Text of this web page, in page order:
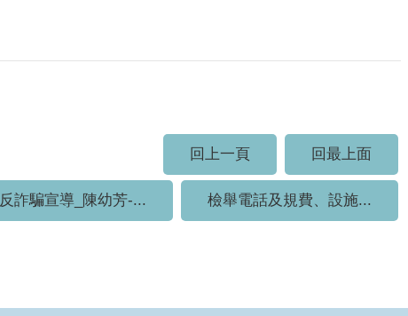
回上一頁
回最上面
反詐騙宣導_陳幼芳-... 檢舉電話及規費、設施...